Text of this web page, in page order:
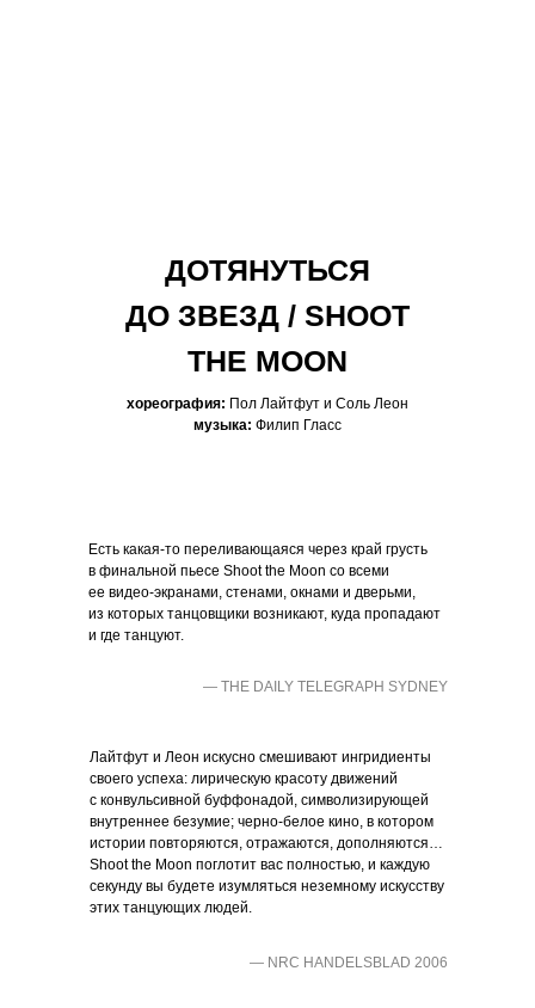
ДОТЯНУТЬСЯ
ДО ЗВЕЗД / SHOOT
THE MOON
хореография: Пол Лайтфут и Соль Леон
музыка: Филип Гласс
Есть какая-то переливающаяся через край грусть
в финальной пьесе Shoot the Moon со всеми
ее видео-экранами, стенами, окнами и дверьми,
из которых танцовщики возникают, куда пропадают
и где танцуют.
— THE DAILY TELEGRAPH SYDNEY
Лайтфут и Леон искусно смешивают ингридиенты
своего успеха: лирическую красоту движений
с конвульсивной буффонадой, символизирующей
внутреннее безумие; черно-белое кино, в котором
истории повторяются, отражаются, дополняются…
Shoot the Moon поглотит вас полностью, и каждую
секунду вы будете изумляться неземному искусству
этих танцующих людей.
— NRC HANDELSBLAD 2006